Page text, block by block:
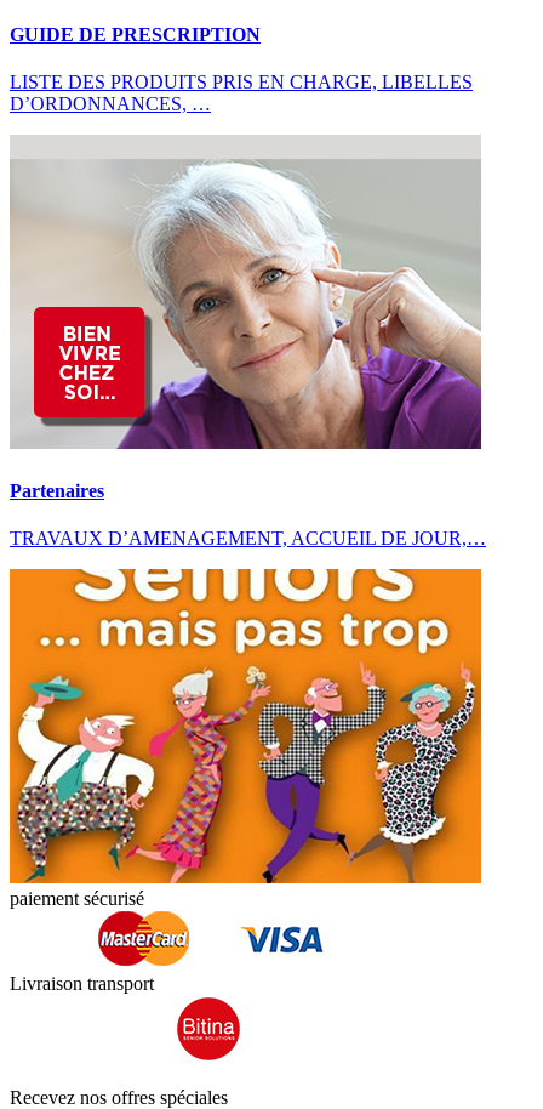
GUIDE DE PRESCRIPTION
LISTE DES PRODUITS PRIS EN CHARGE, LIBELLES
D’ORDONNANCES, …
Partenaires
TRAVAUX D’AMENAGEMENT, ACCUEIL DE JOUR,…
paiement sécurisé
Livraison transport
Recevez nos offres spéciales